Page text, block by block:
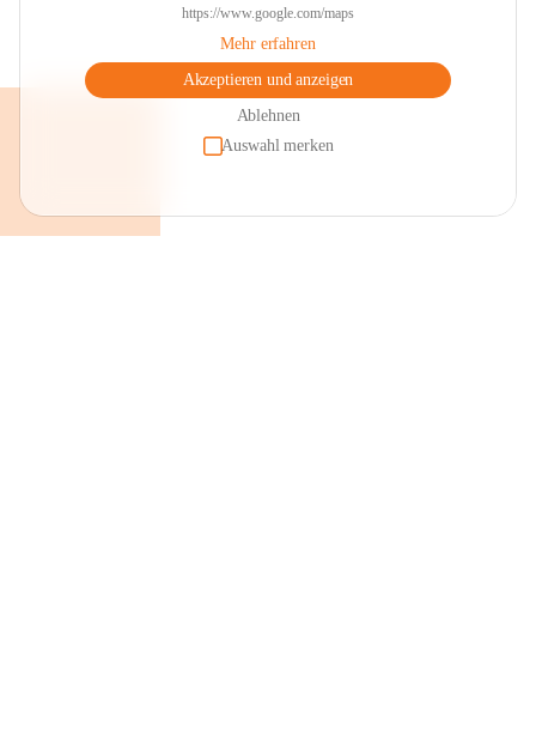
https://www.google.com/maps
Mehr erfahren
Akzeptieren und anzeigen
Ablehnen
Auswahl merken